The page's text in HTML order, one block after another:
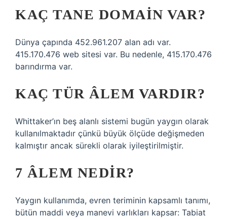
KAÇ TANE DOMAIN VAR?
Dünya çapında 452.961.207 alan adı var.
415.170.476 web sitesi var. Bu nedenle, 415.170.476
barındırma var.
KAÇ TÜR ÂLEM VARDIR?
Whittaker’ın beş alanlı sistemi bugün yaygın olarak
kullanılmaktadır çünkü büyük ölçüde değişmeden
kalmıştır ancak sürekli olarak iyileştirilmiştir.
7 ÂLEM NEDIR?
Yaygın kullanımda, evren teriminin kapsamlı tanımı,
bütün maddi veya manevi varlıkları kapsar: Tabiat